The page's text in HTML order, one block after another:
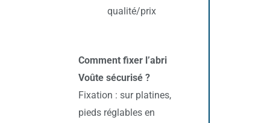
qualité/prix
Comment fixer l’abri
Voûte sécurisé ?
Fixation : sur platines,
pieds réglables en